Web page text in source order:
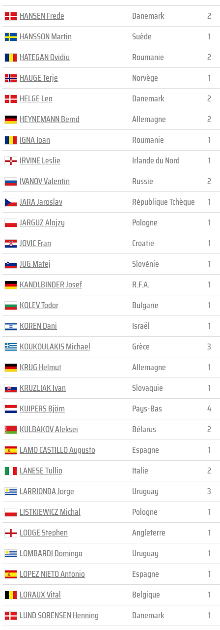
HANSEN Frede
HANSSON Martin
HATEGAN Ovidiu
HAUGE Terje
HELGE Leo
HEYNEMANN Bernd
IGNA Ioan
IRVINE Leslie
IVANOV Valentin
JARA Jaroslav
JARGUZ Alojzy
JOVIC Fran
JUG Matej
KANDLBINDER Josef
KOLEV Todor
KOREN Dani
KOUKOULAKIS Michael
KRUG Helmut
KRUZLIAK Ivan
KUIPERS Björn
KULBAKOV Aleksei
LAMO CASTILLO Augusto
LANESE Tullio
LARRIONDA Jorge
LISTKIEWICZ Michal
LODGE Stephen
LOMBARDI Domingo
LOPEZ NIETO Antonio
LORAUX Vital
LUND SORENSEN Henning
Danemark
2
Suède
1
Roumanie
2
Norvège
1
Danemark
2
Allemagne
2
Roumanie
1
Irlande du Nord
1
Russie
2
République Tchèque
1
Pologne
1
Croatie
1
Slovénie
1
R.F.A.
1
Bulgarie
1
Israël
1
Grèce
3
Allemagne
1
Slovaquie
1
Pays-Bas
4
Bélarus
2
Espagne
1
Italie
2
Uruguay
3
Pologne
1
Angleterre
1
Uruguay
1
Espagne
1
Belgique
1
Danemark
1